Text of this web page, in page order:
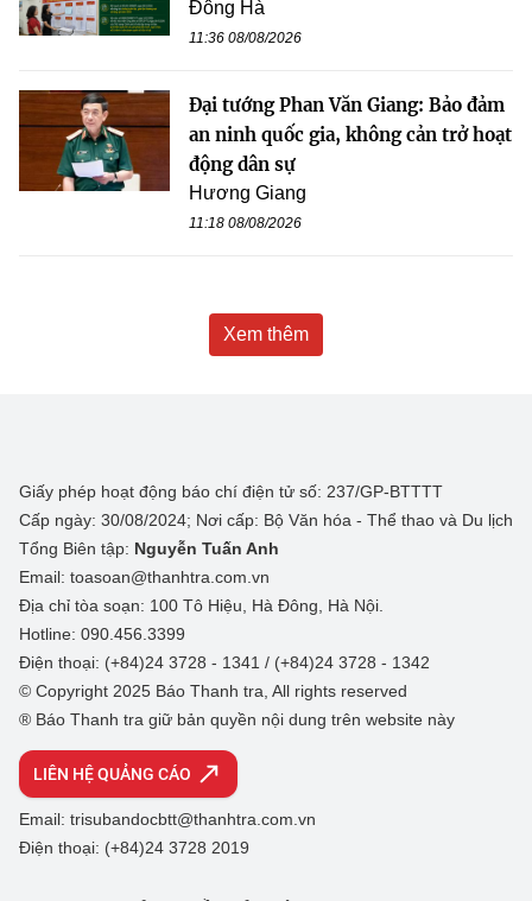
Đông Hà
11:36 08/08/2026
Đại tướng Phan Văn Giang: Bảo đảm
an ninh quốc gia, không cản trở hoạt
động dân sự
Hương Giang
11:18 08/08/2026
Xem thêm
Giấy phép hoạt động báo chí điện tử số: 237/GP-BTTTT
Cấp ngày: 30/08/2024; Nơi cấp: Bộ Văn hóa - Thể thao và Du lịch
Tổng Biên tập: Nguyễn Tuấn Anh
Email: toasoan@thanhtra.com.vn
Địa chỉ tòa soạn: 100 Tô Hiệu, Hà Đông, Hà Nội.
Hotline: 090.456.3399
Điện thoại: (+84)24 3728 - 1341 / (+84)24 3728 - 1342
© Copyright 2025 Báo Thanh tra, All rights reserved
® Báo Thanh tra giữ bản quyền nội dung trên website này
LIÊN HỆ QUẢNG CÁO
Email: trisubandocbtt@thanhtra.com.vn
Điện thoại: (+84)24 3728 2019